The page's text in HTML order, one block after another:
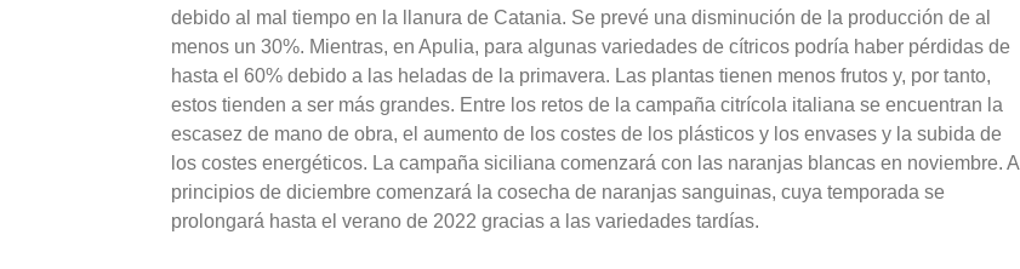
debido al mal tiempo en la llanura de Catania. Se prevé una disminución de la producción de al
menos un 30%. Mientras, en Apulia, para algunas variedades de cítricos podría haber pérdidas de
hasta el 60% debido a las heladas de la primavera. Las plantas tienen menos frutos y, por tanto,
estos tienden a ser más grandes. Entre los retos de la campaña citrícola italiana se encuentran la
escasez de mano de obra, el aumento de los costes de los plásticos y los envases y la subida de
los costes energéticos. La campaña siciliana comenzará con las naranjas blancas en noviembre. A
principios de diciembre comenzará la cosecha de naranjas sanguinas, cuya temporada se
prolongará hasta el verano de 2022 gracias a las variedades tardías.